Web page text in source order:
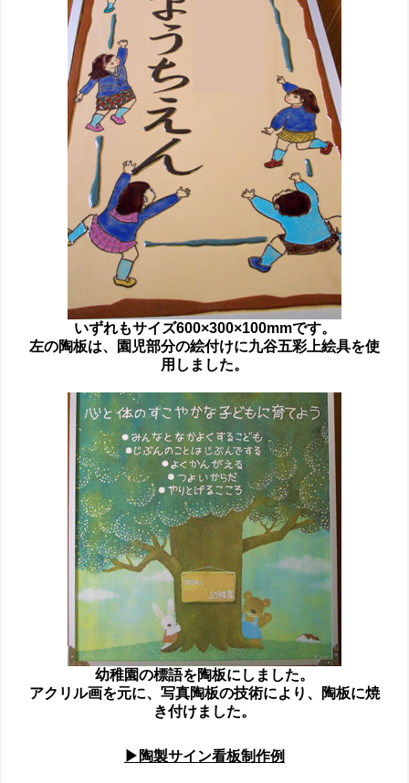
いずれもサイズ600×300×100mmです。
左の陶板は、園児部分の絵付けに九谷五彩上絵具を使
用しました。
幼稚園の標語を陶板にしました。
アクリル画を元に、写真陶板の技術により、陶板に焼
き付けました。
▶陶製サイン看板制作例